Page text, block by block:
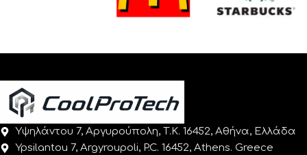
Υψηλάντου 7, Αργυρούπολη, Τ.Κ. 16452, Αθήνα, Ελλάδα
Ypsilantou 7, Argyroupoli, P.C. 16452, Athens. Greece